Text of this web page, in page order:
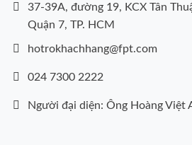
37-39A, đường 19, KCX Tân
Quận 7, TP. HCM
hotrokhachhang@fpt.com
024 7300 2222
Người đại diện: Ông Hoàng Việt